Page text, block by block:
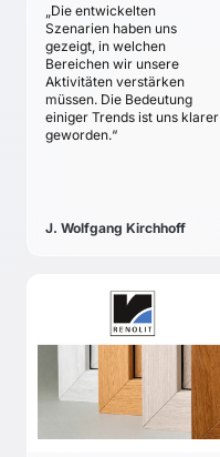
„Die entwickelten
Szenarien haben uns
gezeigt, in welchen
Bereichen wir unsere
Aktivitäten verstärken
müssen. Die Bedeutung
einiger Trends ist uns klarer
geworden.“
J. Wolfgang Kirchhoff
Unternehmensstrategie
auf Basis eines
gemeinsam
getragenen, klaren und
soliden Verständnisses
der wahrscheinlichen
und möglichen
RENOLIT SE
Dr. Axel Bruder
ZIELE
Entwicklung einer
innovativen und soliden
Zukunftsstrategie